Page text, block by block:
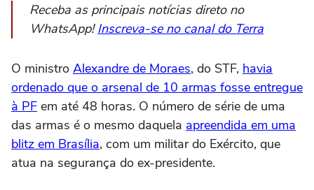
Receba as principais notícias direto no
WhatsApp!Inscreva-se no canal do Terra
O ministro Alexandre de Moraes, do STF, havia
ordenado que o arsenal de 10 armas fosse entregue
à PF em até 48 horas. O número de série de uma
das armas é o mesmo daquela apreendida em uma
blitz em Brasília, com um militar do Exército, que
atua na segurança do ex-presidente.